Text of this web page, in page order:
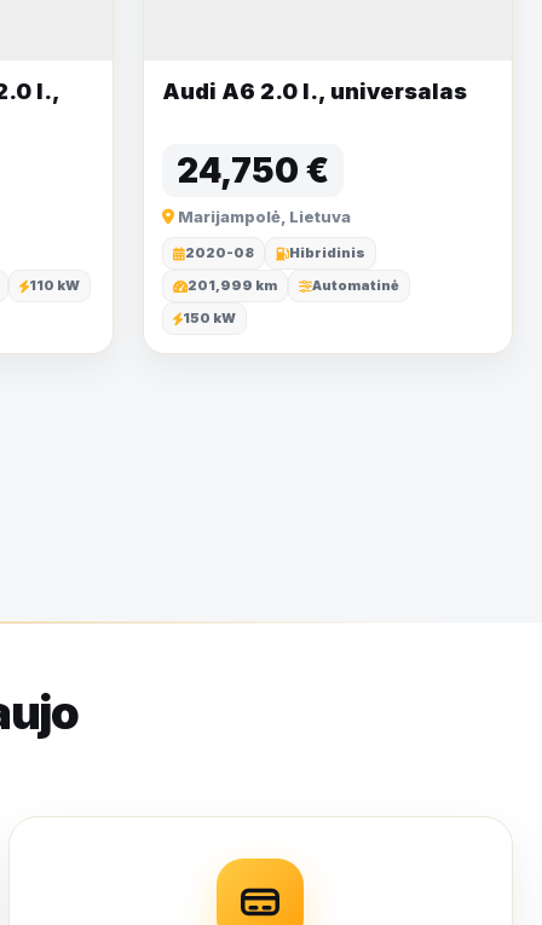
l.,
110 kW
Audi A6 2.0 l., universalas
24,750 €
Marijampolė, Lietuva
2020-08
Hibridinis
201,999 km
Automatinė
150 kW